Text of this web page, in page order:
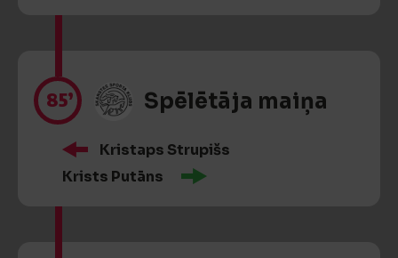
85’ Spēlētāja maiņa
Kristaps Strupišs
Krists Putāns